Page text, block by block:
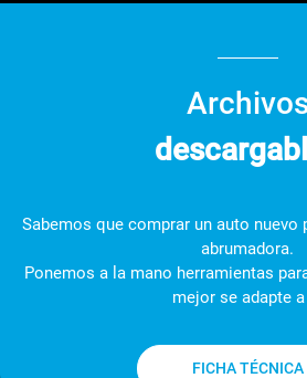
Sabemos que comprar un auto nuevo
abrumadora.
Ponemos a la mano herramientas
mejor se adapte
FICHA TÉCNICA